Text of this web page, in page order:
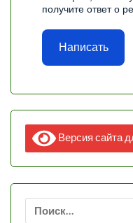
получите ответ о
Написать
Версия сайта